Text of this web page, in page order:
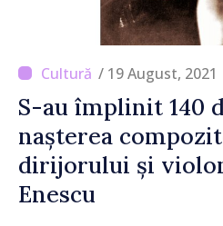
/ 19 August, 2021
S-au împlinit 140
nașterea
dirijorului și
Enescu